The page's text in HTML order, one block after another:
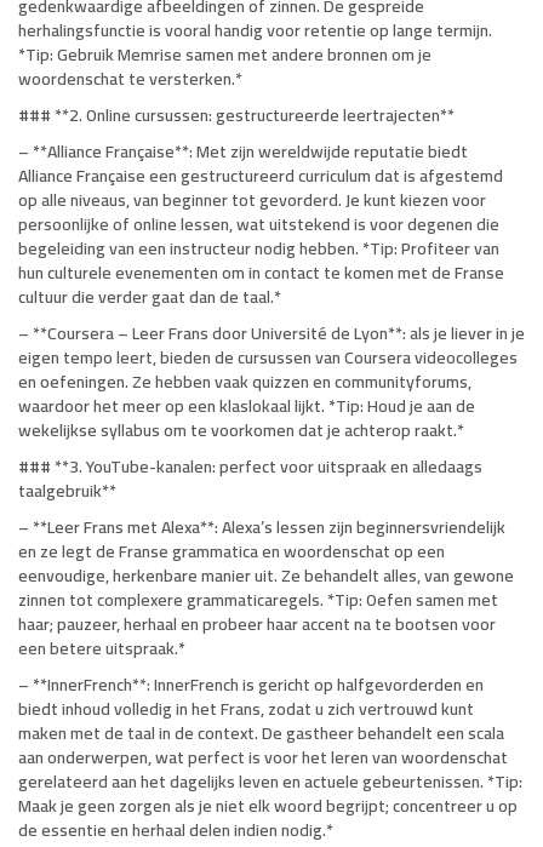
herhalingsfunctie is vooral handig voor retentie op lange termijn.
*Tip: Gebruik Memrise samen met andere bronnen om je
woordenschat te versterken.*
### **2. Online cursussen: gestructureerde leertrajecten**
– **Alliance Française**: Met zijn wereldwijde reputatie biedt
Alliance Française een gestructureerd curriculum dat is afgestemd
op alle niveaus, van beginner tot gevorderd. Je kunt kiezen voor
persoonlijke of online lessen, wat uitstekend is voor degenen die
begeleiding van een instructeur nodig hebben. *Tip: Profiteer van
hun culturele evenementen om in contact te komen met de Franse
cultuur die verder gaat dan de taal.*
– **Coursera – Leer Frans door Université de Lyon**: als je liever in je
eigen tempo leert, bieden de cursussen van Coursera videocolleges
en oefeningen. Ze hebben vaak quizzen en communityforums,
waardoor het meer op een klaslokaal lijkt. *Tip: Houd je aan de
wekelijkse syllabus om te voorkomen dat je achterop raakt.*
### **3. YouTube-kanalen: perfect voor uitspraak en alledaags
taalgebruik**
– **Leer Frans met Alexa**: Alexa’s lessen zijn beginnersvriendelijk
en ze legt de Franse grammatica en woordenschat op een
eenvoudige, herkenbare manier uit. Ze behandelt alles, van gewone
zinnen tot complexere grammaticaregels. *Tip: Oefen samen met
haar; pauzeer, herhaal en probeer haar accent na te bootsen voor
een betere uitspraak.*
– **InnerFrench**: InnerFrench is gericht op halfgevorderden en
biedt inhoud volledig in het Frans, zodat u zich vertrouwd kunt
maken met de taal in de context. De gastheer behandelt een scala
aan onderwerpen, wat perfect is voor het leren van woordenschat
gerelateerd aan het dagelijks leven en actuele gebeurtenissen. *Tip:
Maak je geen zorgen als je niet elk woord begrijpt; concentreer u op
de essentie en herhaal delen indien nodig.*